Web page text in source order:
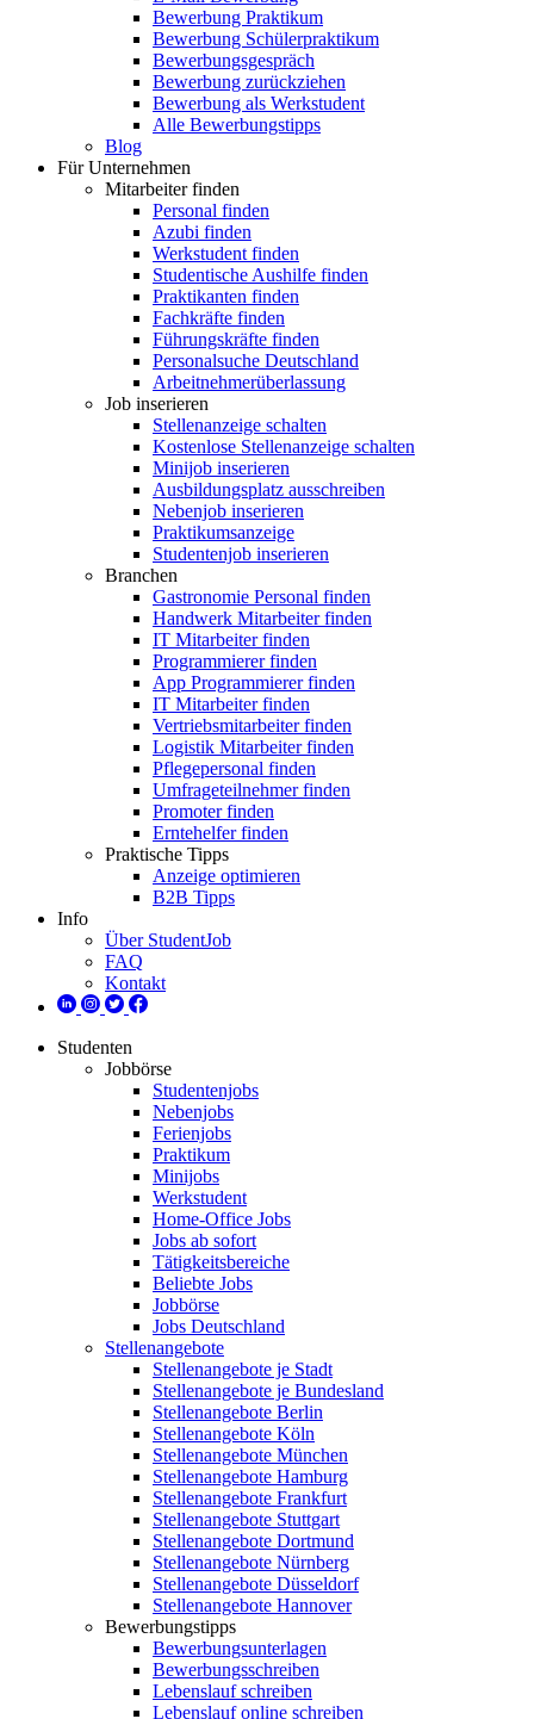
Bewerbung Praktikum
Bewerbung Schülerpraktikum
Bewerbungsgespräch
Bewerbung zurückziehen
Bewerbung als Werkstudent
Alle Bewerbungstipps
Blog
Für Unternehmen
Mitarbeiter finden
Personal finden
Azubi finden
Werkstudent finden
Studentische Aushilfe finden
Praktikanten finden
Fachkräfte finden
Führungskräfte finden
Personalsuche Deutschland
Arbeitnehmerüberlassung
Job inserieren
Stellenanzeige schalten
Kostenlose Stellenanzeige schalten
Minijob inserieren
Ausbildungsplatz ausschreiben
Nebenjob inserieren
Praktikumsanzeige
Studentenjob inserieren
Branchen
Gastronomie Personal finden
Handwerk Mitarbeiter finden
IT Mitarbeiter finden
Programmierer finden
App Programmierer finden
IT Mitarbeiter finden
Vertriebsmitarbeiter finden
Logistik Mitarbeiter finden
Pflegepersonal finden
Umfrageteilnehmer finden
Promoter finden
Erntehelfer finden
Praktische Tipps
Anzeige optimieren
B2B Tipps
Info
Über StudentJob
FAQ
Kontakt
Studenten
Jobbörse
Studentenjobs
Nebenjobs
Ferienjobs
Praktikum
Minijobs
Werkstudent
Home-Office Jobs
Jobs ab sofort
Tätigkeitsbereiche
Beliebte Jobs
Jobbörse
Jobs Deutschland
Stellenangebote
Stellenangebote je Stadt
Stellenangebote je Bundesland
Stellenangebote Berlin
Stellenangebote Köln
Stellenangebote München
Stellenangebote Hamburg
Stellenangebote Frankfurt
Stellenangebote Stuttgart
Stellenangebote Dortmund
Stellenangebote Nürnberg
Stellenangebote Düsseldorf
Stellenangebote Hannover
Bewerbungstipps
Bewerbungsunterlagen
Bewerbungsschreiben
Lebenslauf schreiben
Lebenslauf online schreiben